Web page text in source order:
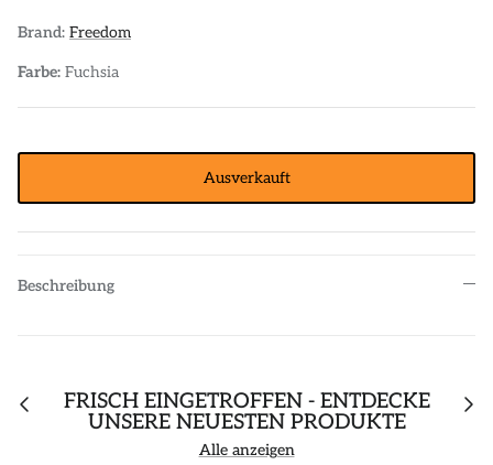
Brand: Freedom
Farbe: Fuchsia
Ausverkauft
Beschreibung
FRISCH EINGETROFFEN - ENTDECKE
UNSERE NEUESTEN PRODUKTE
Alle anzeigen